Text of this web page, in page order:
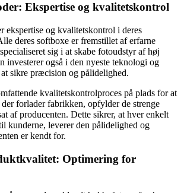
Ekspertise og kvalitetskontrol
ekspertise og kvalitetskontrol i deres
deres softboxe er fremstillet af erfarne
sig i at skabe fotoudstyr af høj
investerer også i den nyeste teknologi og
sikre præcision og pålidelighed.
kvalitetskontrolproces på plads for at
forlader fabrikken, opfylder de strenge
af producenten. Dette sikrer, at hver enkelt
kunderne, leverer den pålidelighed og
er kendt for.
Optimering for